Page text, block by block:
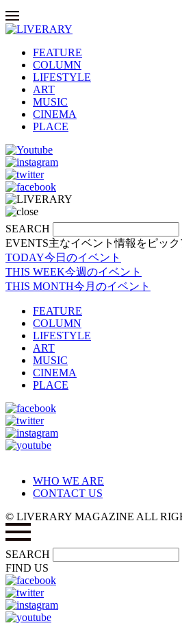
FEATURE
COLUMN
LIFESTYLE
ART
MUSIC
CINEMA
PLACE
SEARCH
EVENTS主なイベント情報をピッ
TODAY今日のイベント
THIS WEEK今週のイベント
THIS MONTH今月のイベント
FEATURE
COLUMN
LIFESTYLE
ART
MUSIC
CINEMA
PLACE
WHO WE ARE
CONTACT US
© LIVERARY MAGAZINE ALL
SEARCH
FIND US